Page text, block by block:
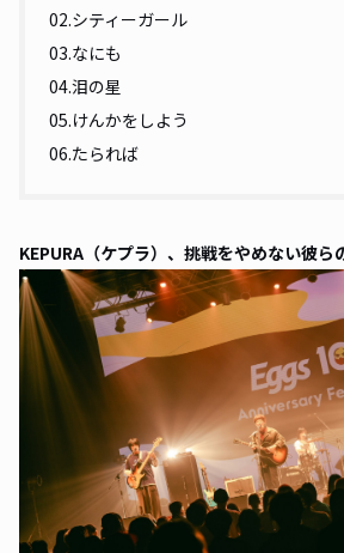
02.シティーガール
03.なにも
04.泪の星
05.けんかをしよう
06.たられば
KEPURA（ケプラ）、挑戦をやめない彼ら